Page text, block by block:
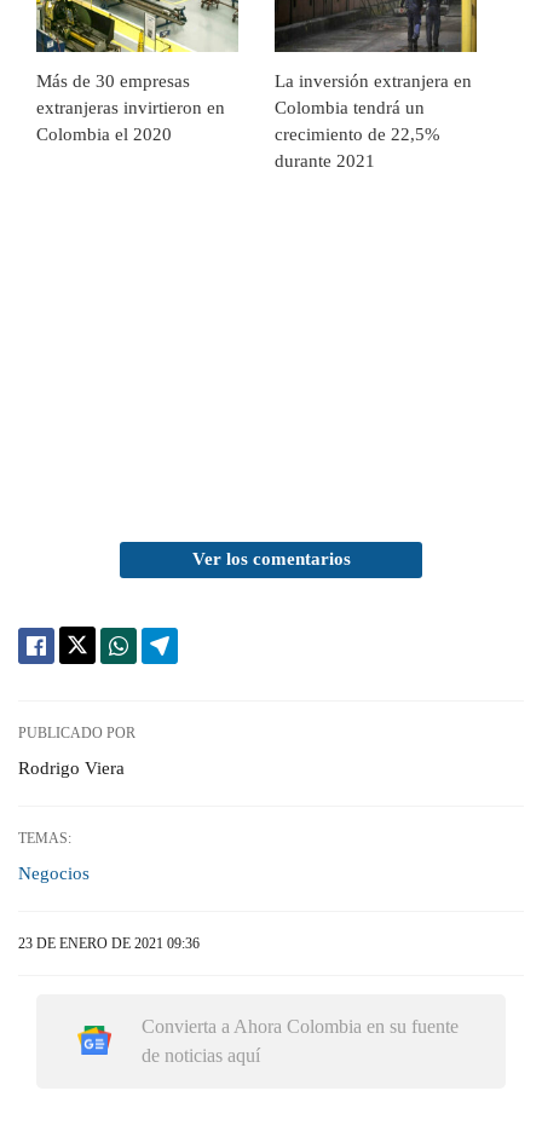
Más de 30 empresas
extranjeras invirtieron en
Colombia el 2020
La inversión extranjera en
Colombia tendrá un
crecimiento de 22,5%
durante 2021
Ver los comentarios
PUBLICADO POR
Rodrigo Viera
TEMAS:
Negocios
23 DE ENERO DE 2021 09:36
Convierta a Ahora Colombia en su fuente
de noticias aquí